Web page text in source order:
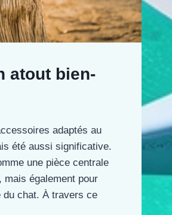
atout bien-
adaptés au
été aussi significative.
une pièce centrale
mais également pour
du chat. À travers ce